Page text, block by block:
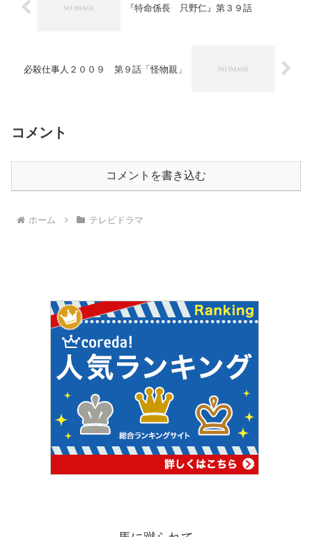
『特命係長 只野仁』第３９話
必殺仕事人２００９ 第９話「怪物親」
コメント
コメントを書き込む
ホーム テレビドラマ